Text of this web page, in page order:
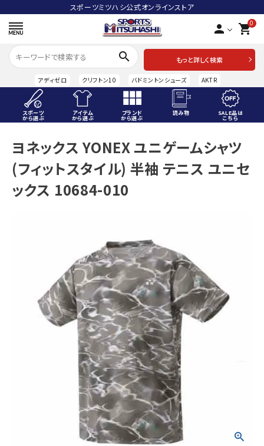
スポーツミツハシ公式オンラインストア
person 0
shopping_cart
search
もっと詳しく検索
アディゼロ クリフトン10 バドミントンシューズ AKTR
スポーツ
から選ぶ
アイテム
から選ぶ
ブランド
から選ぶ
読み物 SALE品は
こちら
ACCOUNT MENU
ようこそ ゲスト 様
ログイン person 会員登録
ブランドから選ぶ
SALE品はこちら
ヨネックス YONEX ユニゲームシャツ
(フィットスタイル) 半袖 テニス ユニセ
ックス 10684-010